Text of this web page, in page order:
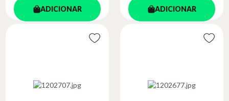
ADICIONAR ADICIONAR